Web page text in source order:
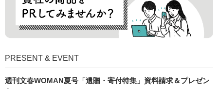
PRESENT & EVENT
週刊文春WOMAN夏号「遺贈・寄付特集」資料請求＆プレゼン